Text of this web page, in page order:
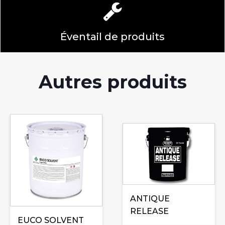
Éventail de produits
Autres produits
EUCO SOLVENT
produit
plusieurs
variations.
options
peuvent
être
ANTIQUE
RELEASE
produit
plusieurs
variations.
options
peuvent